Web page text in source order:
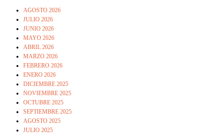
AGOSTO 2026
JULIO 2026
JUNIO 2026
MAYO 2026
ABRIL 2026
MARZO 2026
FEBRERO 2026
ENERO 2026
DICIEMBRE 2025
NOVIEMBRE 2025
OCTUBRE 2025
SEPTIEMBRE 2025
AGOSTO 2025
JULIO 2025